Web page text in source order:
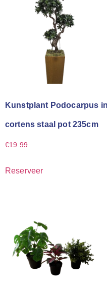
Kunstplant Podocarpus in
cortens staal pot 235cm
€19.99
Reserveer